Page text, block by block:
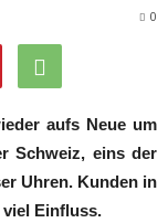
0
aufs Neue um
Schweiz, eins der
Uhren. Kunden in
viel Einfluss.